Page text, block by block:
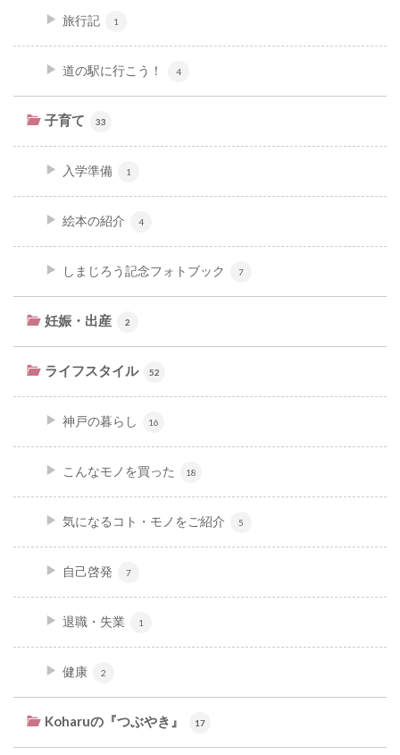
旅行記 1
道の駅に行こう！ 4
子育て 33
入学準備 1
絵本の紹介 4
しまじろう記念フォトブック 7
妊娠・出産 2
ライフスタイル 52
神戸の暮らし 16
こんなモノを買った 18
気になるコト・モノをご紹介 5
自己啓発 7
退職・失業 1
健康 2
Koharuの『つぶやき』 17